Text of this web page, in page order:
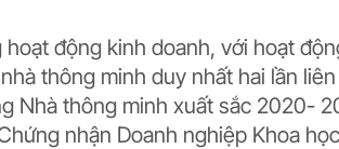
động kinh doanh, với hoạt
thông minh duy nhất hai lần
Nhà thông minh xuất sắc 2020-
nhận Doanh nghiệp Khoa